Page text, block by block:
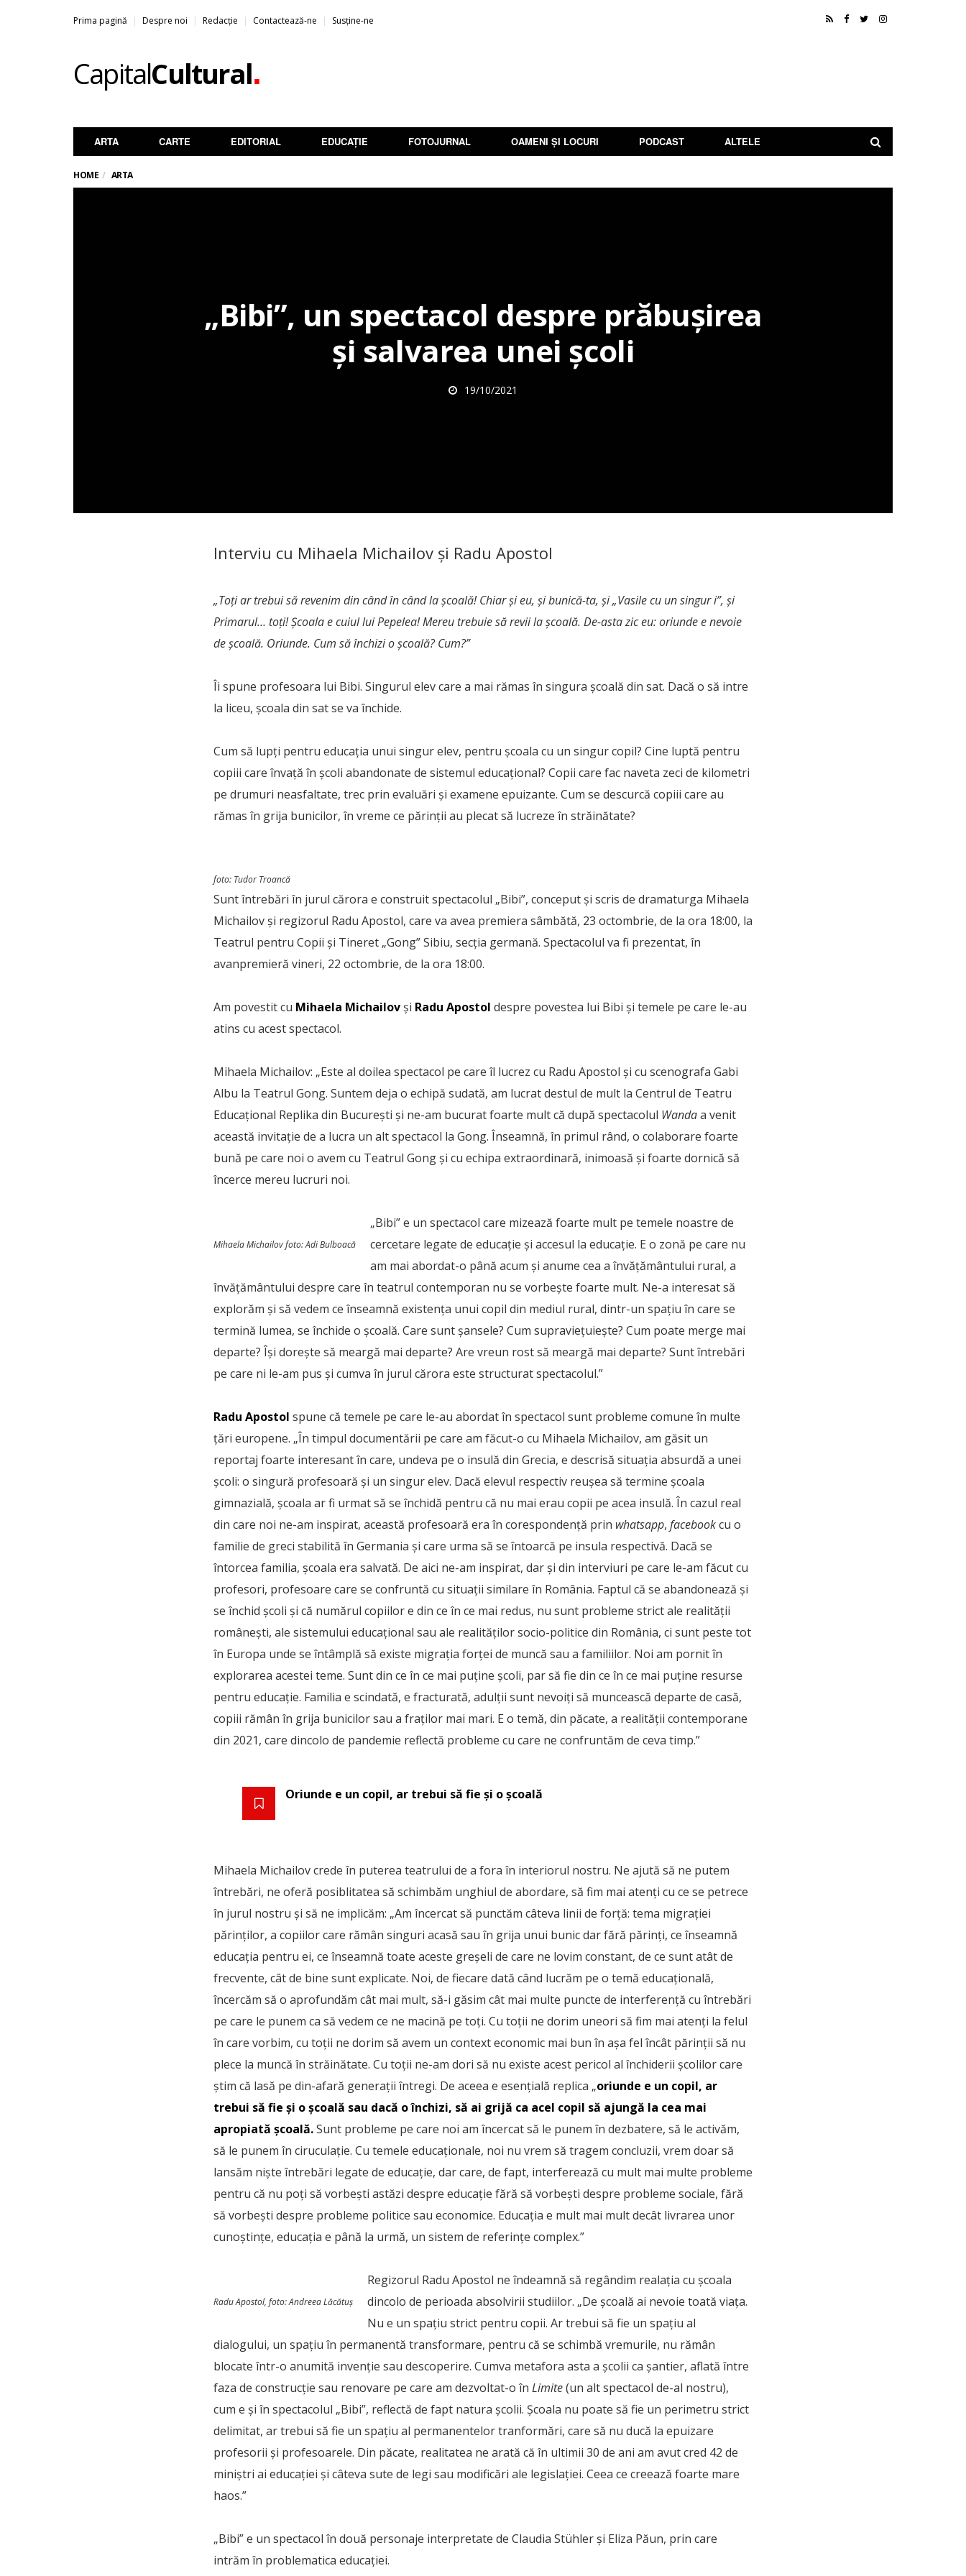
Prima pagină Despre noi Redacție Contactează-ne Susține-ne
CapitalCultural.
ARTA CARTE EDITORIAL EDUCAȚIE FOTOJURNAL OAMENI ȘI LOCURI PODCAST ALTELE
HOME ARTA
„Bibi”, un spectacol despre prăbușirea
și salvarea unei școli
19/10/2021
Interviu cu Mihaela Michailov și Radu Apostol
„Toți ar trebui să revenim din când în când la școală! Chiar și eu, și bunică-ta, și „Vasile cu un singur i”, și
Primarul… toți! Școala e cuiul lui Pepelea! Mereu trebuie să revii la școală. De-asta zic eu: oriunde e nevoie
de școală. Oriunde. Cum să închizi o școală? Cum?”
Îi spune profesoara lui Bibi. Singurul elev care a mai rămas în singura școală din sat. Dacă o să intre
la liceu, școala din sat se va închide.
Cum să lupți pentru educația unui singur elev, pentru școala cu un singur copil? Cine luptă pentru
copiii care învață în școli abandonate de sistemul educațional? Copii care fac naveta zeci de kilometri
pe drumuri neasfaltate, trec prin evaluări și examene epuizante. Cum se descurcă copiii care au
rămas în grija bunicilor, în vreme ce părinții au plecat să lucreze în străinătate?
foto: Tudor Troancă
Sunt întrebări în jurul cărora e construit spectacolul „Bibi”, conceput și scris de dramaturga Mihaela
Michailov și regizorul Radu Apostol, care va avea premiera sâmbătă, 23 octombrie, de la ora 18:00, la
Teatrul pentru Copii și Tineret „Gong” Sibiu, secția germană. Spectacolul va fi prezentat, în
avanpremieră vineri, 22 octombrie, de la ora 18:00.
Am povestit cu Mihaela Michailovși Radu Apostol despre povestea lui Bibi și temele pe care le-au
atins cu acest spectacol.
Mihaela Michailov: „Este al doilea spectacol pe care îl lucrez cu Radu Apostol și cu scenografa Gabi
Albu la Teatrul Gong. Suntem deja o echipă sudată, am lucrat destul de mult la Centrul de Teatru
Educațional Replika din București și ne-am bucurat foarte mult că după spectacolul Wandaa venit
această invitație de a lucra un alt spectacol la Gong. Înseamnă, în primul rând, o colaborare foarte
bună pe care noi o avem cu Teatrul Gong și cu echipa extraordinară, inimoasă și foarte dornică să
încerce mereu lucruri noi.
Mihaela Michailov foto: Adi Bulboacă
„Bibi” e un spectacol care mizează foarte mult pe temele noastre de
cercetare legate de educație și accesul la educație. E o zonă pe care nu
am mai abordat-o până acum și anume cea a învățământului rural, a
învățământului despre care în teatrul contemporan nu se vorbește foarte mult. Ne-a interesat să
explorăm și să vedem ce înseamnă existența unui copil din mediul rural, dintr-un spațiu în care se
termină lumea, se închide o școală. Care sunt șansele? Cum supraviețuiește? Cum poate merge mai
departe? Își dorește să meargă mai departe? Are vreun rost să meargă mai departe? Sunt întrebări
pe care ni le-am pus și cumva în jurul cărora este structurat spectacolul.”
Radu Apostol spune că temele pe care le-au abordat în spectacol sunt probleme comune în multe
țări europene. „În timpul documentării pe care am făcut-o cu Mihaela Michailov, am găsit un
reportaj foarte interesant în care, undeva pe o insulă din Grecia, e descrisă situația absurdă a unei
școli: o singură profesoară și un singur elev. Dacă elevul respectiv reușea să termine școala
gimnazială, școala ar fi urmat să se închidă pentru că nu mai erau copii pe acea insulă. În cazul real
din care noi ne-am inspirat, această profesoară era în corespondență prin whatsapp, facebookcu o
familie de greci stabilită în Germania și care urma să se întoarcă pe insula respectivă. Dacă se
întorcea familia, școala era salvată. De aici ne-am inspirat, dar și din interviuri pe care le-am făcut cu
profesori, profesoare care se confruntă cu situații similare în România. Faptul că se abandonează și
se închid școli și că numărul copiilor e din ce în ce mai redus, nu sunt probleme strict ale realității
românești, ale sistemului educațional sau ale realităților socio-politice din România, ci sunt peste tot
în Europa unde se întâmplă să existe migrația forței de muncă sau a familiilor. Noi am pornit în
explorarea acestei teme. Sunt din ce în ce mai puține școli, par să fie din ce în ce mai puține resurse
pentru educație. Familia e scindată, e fracturată, adulții sunt nevoiți să muncească departe de casă,
copiii rămân în grija bunicilor sau a fraților mai mari. E o temă, din păcate, a realității contemporane
din 2021, care dincolo de pandemie reflectă probleme cu care ne confruntăm de ceva timp.”
Oriunde e un copil, ar trebui să fie și o școală
Mihaela Michailov crede în puterea teatrului de a fora în interiorul nostru. Ne ajută să ne putem
întrebări, ne oferă posiblitatea să schimbăm unghiul de abordare, să fim mai atenți cu ce se petrece
în jurul nostru și să ne implicăm: „Am încercat să punctăm câteva linii de forță: tema migrației
părinților, a copiilor care rămân singuri acasă sau în grija unui bunic dar fără părinți, ce înseamnă
educația pentru ei, ce înseamnă toate aceste greșeli de care ne lovim constant, de ce sunt atât de
frecvente, cât de bine sunt explicate. Noi, de fiecare dată când lucrăm pe o temă educațională,
încercăm să o aprofundăm cât mai mult, să-i găsim cât mai multe puncte de interferență cu întrebări
pe care le punem ca să vedem ce ne macină pe toți. Cu toții ne dorim uneori să fim mai atenți la felul
în care vorbim, cu toții ne dorim să avem un context economic mai bun în așa fel încât părinții să nu
plece la muncă în străinătate. Cu toții ne-am dori să nu existe acest pericol al închiderii școlilor care
știm că lasă pe din-afară generații întregi. De aceea e esențială replica „oriunde e un copil, ar
trebui să fie și o școală sau dacă o închizi, să ai grijă ca acel copil să ajungă la cea mai
apropiată școală.Sunt probleme pe care noi am încercat să le punem în dezbatere, să le activăm,
să le punem în ciruculație. Cu temele educaționale, noi nu vrem să tragem concluzii, vrem doar să
lansăm niște întrebări legate de educație, dar care, de fapt, interferează cu mult mai multe probleme
pentru că nu poți să vorbești astăzi despre educație fără să vorbești despre probleme sociale, fără
să vorbești despre probleme politice sau economice. Educația e mult mai mult decât livrarea unor
cunoștințe, educația e până la urmă, un sistem de referințe complex.”
Radu Apostol, foto: Andreea Lăcătuș
Regizorul Radu Apostol ne îndeamnă să regândim realația cu școala
dincolo de perioada absolvirii studiilor. „De școală ai nevoie toată viața.
Nu e un spațiu strict pentru copii. Ar trebui să fie un spațiu al
dialogului, un spațiu în permanentă transformare, pentru că se schimbă vremurile, nu rămân
blocate într-o anumită invenție sau descoperire. Cumva metafora asta a școlii ca șantier, aflată între
faza de construcție sau renovare pe care am dezvoltat-o în Limite(un alt spectacol de-al nostru),
cum e și în spectacolul „Bibi”, reflectă de fapt natura școlii. Școala nu poate să fie un perimetru strict
delimitat, ar trebui să fie un spațiu al permanentelor tranformări, care să nu ducă la epuizare
profesorii și profesoarele. Din păcate, realitatea ne arată că în ultimii 30 de ani am avut cred 42 de
miniștri ai educației și câteva sute de legi sau modificări ale legislației. Ceea ce creează foarte mare
haos.”
„Bibi” e un spectacol în două personaje interpretate de Claudia Stühler și Eliza Păun, prin care
intrăm în problematica educației.